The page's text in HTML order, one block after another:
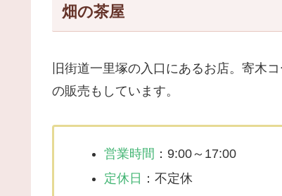
畑の茶屋
旧街道一里塚の入口にあるお店。寄木
の販売もしています。
営業時間 ：9:00～17:00
定休日 ：不定休